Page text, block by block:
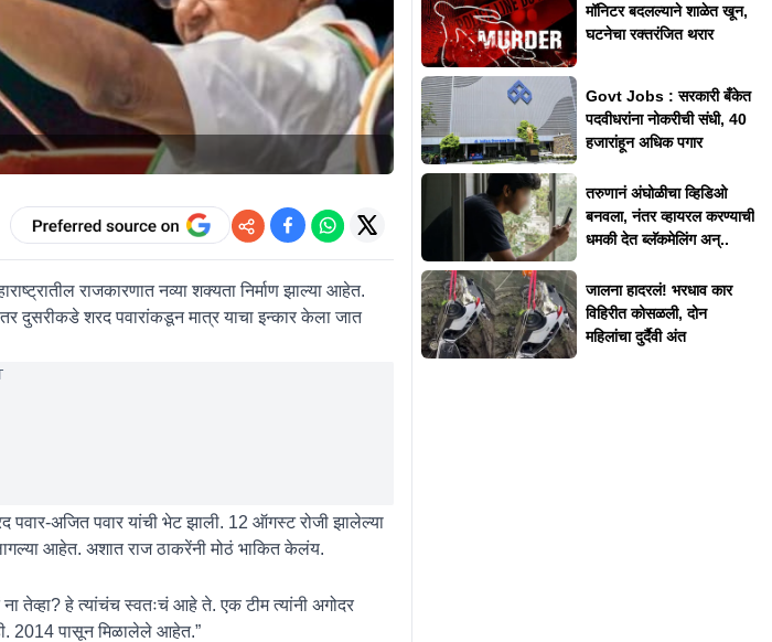
राजकारणात नव्या शक्यता निर्माण झाल्या आहेत.
दुसरीकडे शरद पवारांकडून मात्र याचा इन्कार केला जात
पवार-अजित पवार यांची भेट झाली. 12 ऑगस्ट रोजी झालेल्या
आहेत. अशात राज ठाकरेंनी मोठं भाकित केलंय.
ना तेव्हा? हे त्यांचंच स्वतःचं आहे ते. एक टीम त्यांनी अगोदर
2014 पासून मिळालेले आहेत.”
मॉनिटर बदलल्याने शाळेत खून,
घटनेचा रक्तरंजित थरार
Govt Jobs : सरकारी बँकेत
पदवीधरांना नोकरीची संधी, 40
हजारांहून अधिक पगार
तरुणानं अंघोळीचा व्हिडिओ
बनवला, नंतर व्हायरल करण्याची
धमकी देत ब्लॅकमेलिंग अन्..
जालना हादरलं! भरधाव कार
विहिरीत कोसळली, दोन
महिलांचा दुर्दैवी अंत